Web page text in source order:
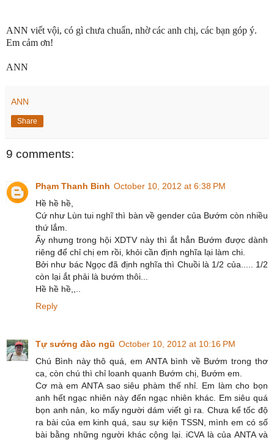
ANN viết vội, có gì chưa chuẩn, nhờ các anh chị, các bạn góp ý.
Em cảm ơn!
ANN
ANN
Share
9 comments:
Phạm Thanh Binh October 10, 2012 at 6:38 PM
Hề hề hề,
Cứ như Lùn tui nghĩ thì bàn về gender của Bướm còn nhiều
thứ lắm.
Ấy nhưng trong hội XDTV này thì ắt hẳn Bướm được dành
riêng để chỉ chị em rồi, khỏi cần định nghĩa lại làm chi.
Bởi như bác Ngọc đã định nghĩa thì Chuồi là 1/2 của..... 1/2
còn lại ắt phải là bướm thôi...
Hề hề hề,,..
Reply
Tự sướng đào ngũ October 10, 2012 at 10:16 PM
Chú Bình này thô quá, em ANTA bình về Bướm trong thơ
ca, còn chú thì chỉ loanh quanh Bướm chị, Bướm em.
Cơ mà em ANTA sao siêu phàm thế nhỉ. Em làm cho bọn
anh hết ngạc nhiên này đến ngạc nhiên khác. Em siêu quá
bọn anh nản, ko mấy người dám viết gì ra. Chưa kể tốc độ
ra bài của em kinh quá, sau sự kiện TSSN, mình em có số
bài bằng những người khác cộng lại. iCVA là của ANTA và